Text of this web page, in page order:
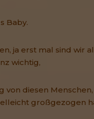
Baby.
ja erst mal sind wir
wichtig,
von diesen
großgezogen